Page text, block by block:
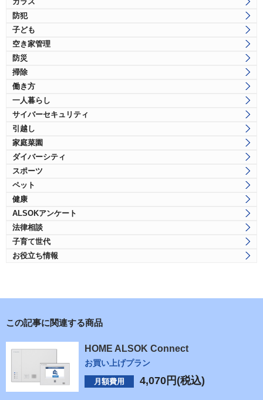
防犯
子ども
空き家管理
防災
掃除
働き方
一人暮らし
サイバーセキュリティ
引越し
家庭菜園
ダイバーシティ
スポーツ
ペット
健康
ALSOKアンケート
法律相談
子育て世代
お役立ち情報
この記事に関連する商品
HOME ALSOK Connect
お買い上げプラン
月額費用 4,070 円(税込)